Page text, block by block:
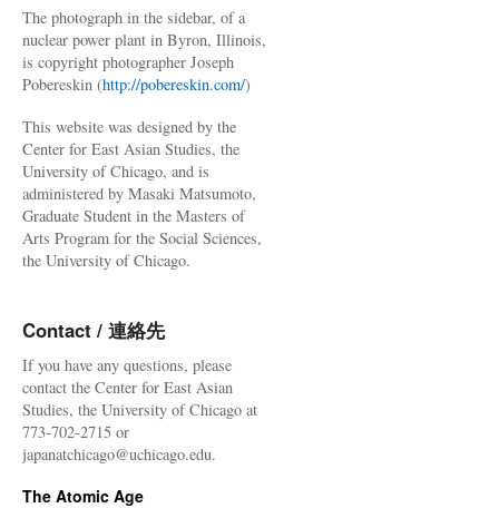
The photograph in the sidebar, of a
nuclear power plant in Byron, Illinois,
is copyright photographer Joseph
Pobereskin (http://pobereskin.com/)
This website was designed by the
Center for East Asian Studies, the
University of Chicago, and is
administered by Masaki Matsumoto,
Graduate Student in the Masters of
Arts Program for the Social Sciences,
the University of Chicago.
Contact / 連絡先
If you have any questions, please
contact the Center for East Asian
Studies, the University of Chicago at
773-702-2715 or
japanatchicago@uchicago.edu.
The Atomic Age